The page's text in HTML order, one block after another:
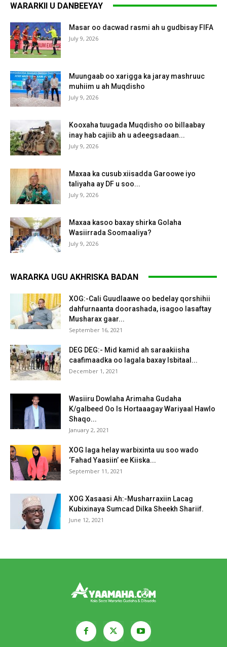
WARARKII U DANBEEYAY
Masar oo dacwad rasmi ah u gudbisay FIFA
July 9, 2026
Muungaab oo xarigga ka jaray mashruuc
muhiim u ah Muqdisho
July 9, 2026
Kooxaha tuugada Muqdisho oo billaabay
inay hab cajiib ah u adeegsadaan...
July 9, 2026
Maxaa ka cusub xiisadda Garoowe iyo
taliyaha ay DF u soo...
July 9, 2026
Maxaa kasoo baxay shirka Golaha
Wasiirrada Soomaaliya?
July 9, 2026
WARARKA UGU AKHRISKA BADAN
XOG:-Cali Guudlaawe oo bedelay qorshihii
dahfurnaanta doorashada, isagoo lasaftay
Musharax gaar...
September 16, 2021
DEG DEG:- Mid kamid ah saraakiisha
caafimaadka oo lagala baxay Isbitaal...
December 1, 2021
Wasiiru Dowlaha Arimaha Gudaha
K/galbeed Oo Is Hortaaagay Wariyaal Hawlo
Shaqo...
January 2, 2021
XOG laga helay warbixinta uu soo wado
‘Fahad Yaasiin’ ee Kiiska...
September 11, 2021
XOG Xasaasi Ah:-Musharraxiin Lacag
Kubixinaya Sumcad Dilka Sheekh Shariif.
June 12, 2021